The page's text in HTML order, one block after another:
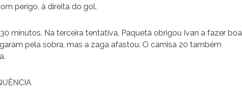
perigo, à direita do gol.
minutos. Na terceira tentativa, Paquetá obrigou Ivan a fazer boa
pela sobra, mas a zaga afastou. O camisa 20 também